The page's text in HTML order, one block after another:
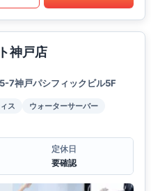
神戸店
7神戸パシフィックビル5F
ス
ウォーターサーバー
定休日
要確認